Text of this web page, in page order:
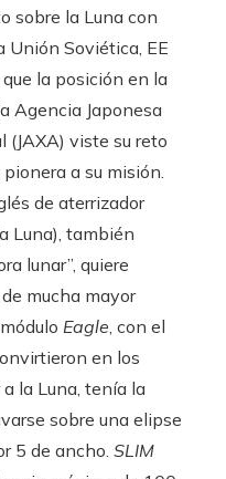
sobre la Luna con
Unión Soviética, EE
la posición en la
Agencia Japonesa
(JAXA) viste su reto
a su misión.
de aterrizador
Luna), también
lunar”, quiere
mucha mayor
Eagle , con el
en los
la Luna, tenía la
sobre una elipse
5 de ancho. SLIM